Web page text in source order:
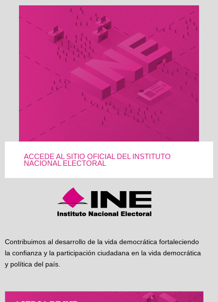
ACCEDE AL SITIO OFICIAL DEL INSTITUTO
NACIONAL ELECTORAL
Contribuimos al desarrollo de la vida democrática fortaleciendo
la confianza y la participación ciudadana en la vida democrática
y política del país.